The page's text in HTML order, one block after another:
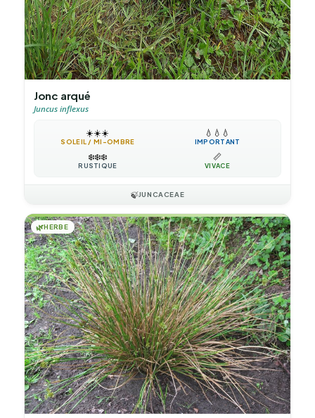
Jonc arqué
Juncus inflexus
☀️☀️☀️
SOLEIL / MI-OMBRE
💧 💧 💧
IMPORTANT
❄️❄️❄️
RUSTIQUE
📏
VIVACE
🍃JUNCACEAE
🌿HERBE